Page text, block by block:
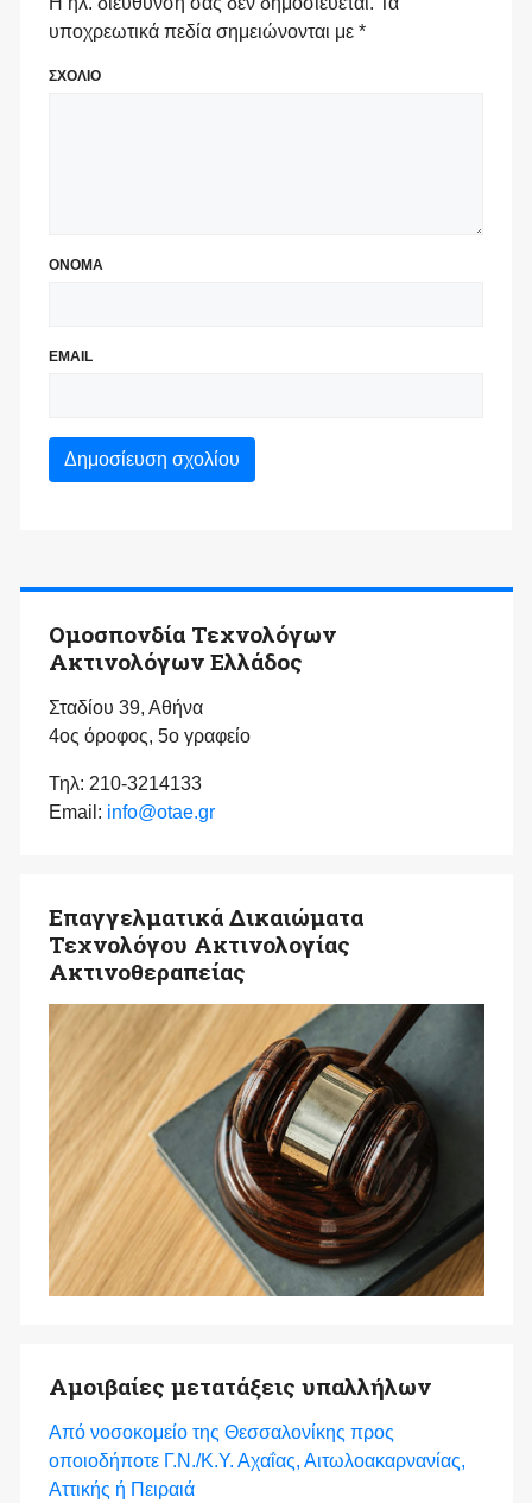
υποχρεωτικά πεδία σημειώνονται με *
ΣΧΟΛΙΟ
ΟΝΟΜΑ
EMAIL
Ομοσπονδία Τεχνολόγων
Ακτινολόγων Ελλάδος
Σταδίου 39, Αθήνα
4ος όροφος, 5ο γραφείο
Τηλ: 210-3214133
Email: info@otae.gr
Επαγγελματικά Δικαιώματα
Τεχνολόγου Ακτινολογίας
Ακτινοθεραπείας
Αμοιβαίες μετατάξεις υπαλλήλων
Από νοσοκομείο της Θεσσαλονίκης προς
οποιοδήποτε Γ.Ν./Κ.Υ. Αχαΐας, Αιτωλοακαρνανίας,
Αττικής ή Πειραιά